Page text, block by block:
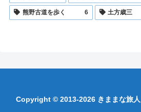
熊野古道を歩く 6 土方歳三
Copyright © 2013-2026 きままな旅